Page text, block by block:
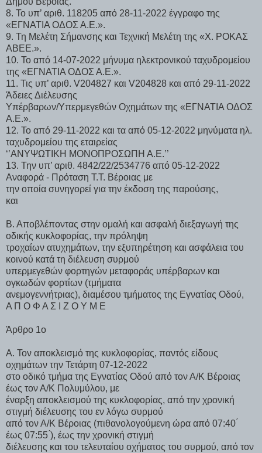
8. Το υπ’ αριθ. 118205 από 28-11-2022 έγγραφο της
«ΕΓΝΑΤΙΑ ΟΔΟΣ Α.Ε.».
9. Τη Μελέτη Σήμανσης και Τεχνική Μελέτη της «Χ. ΡΟΚΑΣ
ΑΒΕΕ.».
10. Το από 14-07-2022 μήνυμα ηλεκτρονικού ταχυδρομείου
της «ΕΓΝΑΤΙΑ ΟΔΟΣ Α.Ε.».
11. Τις υπ’ αριθ. V204827 και V204828 και από 29-11-2022
Άδειες Διέλευσης
Υπέρβαρων/Υπερμεγεθών Οχημάτων της «ΕΓΝΑΤΙΑ ΟΔΟΣ
Α.Ε.».
12. Το από 29-11-2022 και τα από 05-12-2022 μηνύματα ηλ.
ταχυδρομείου της εταιρείας
‘’ΑΝΥΨΩΤΙΚΗ ΜΟΝΟΠΡΟΣΩΠΗ Α.Ε.’’
13. Την υπ’ αριθ. 4842/22/2534776 από 05-12-2022
Αναφορά - Πρόταση Τ.Τ. Βέροιας με
την οποία συνηγορεί για την έκδοση της παρούσης,
και
Β. Αποβλέποντας στην ομαλή και ασφαλή διεξαγωγή της
οδικής κυκλοφορίας, την πρόληψη
τροχαίων ατυχημάτων, την εξυπηρέτηση και ασφάλεια του
κοινού κατά τη διέλευση συρμού
υπερμεγεθών φορτηγών μεταφοράς υπέρβαρων και
ογκωδών φορτίων (τμήματα
ανεμογεννήτριας), διαμέσου τμήματος της Εγνατίας Οδού,
Α Π Ο Φ Α Σ Ι Ζ Ο Υ Μ Ε
Άρθρο 1ο
Α. Τον αποκλεισμό της κυκλοφορίας, παντός είδους
οχημάτων την Τετάρτη 07-12-2022
στο οδικό τμήμα της Εγνατίας Οδού από τον Α/Κ Βέροιας
έως τον Α/Κ Πολυμύλου, με
έναρξη αποκλεισμού της κυκλοφορίας, από την χρονική
στιγμή διέλευσης του εν λόγω συρμού
από τον Α/Κ Βέροιας (πιθανολογούμενη ώρα από 07:40 ́
έως 07:55 ́), έως την χρονική στιγμή
διέλευσης και του τελευταίου οχήματος του συρμού, από τον